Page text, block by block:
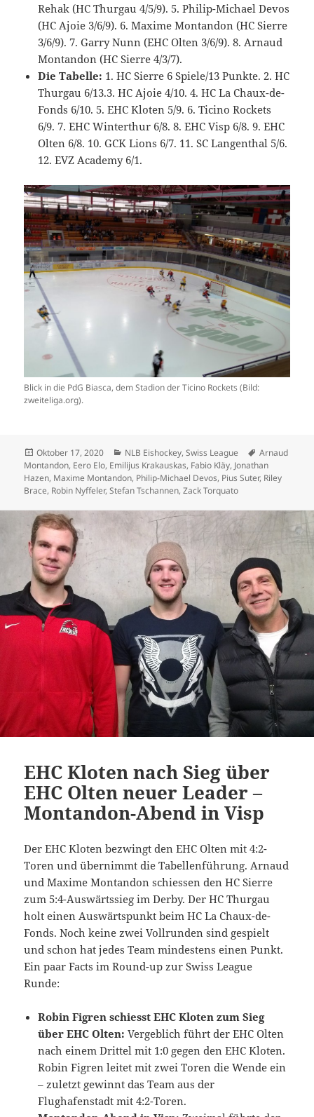
Rehak (HC Thurgau 4/5/9). 5. Philip-Michael Devos
(HC Ajoie 3/6/9). 6. Maxime Montandon (HC Sierre
3/6/9). 7. Garry Nunn (EHC Olten 3/6/9). 8. Arnaud
Montandon (HC Sierre 4/3/7).
Die Tabelle: 1. HC Sierre 6 Spiele/13 Punkte. 2. HC
Thurgau 6/13.3. HC Ajoie 4/10. 4. HC La Chaux-de-
Fonds 6/10. 5. EHC Kloten 5/9. 6. Ticino Rockets
6/9. 7. EHC Winterthur 6/8. 8. EHC Visp 6/8. 9. EHC
Olten 6/8. 10. GCK Lions 6/7. 11. SC Langenthal 5/6.
12. EVZ Academy 6/1.
Blick in die PdG Biasca, dem Stadion der Ticino Rockets (Bild:
zweiteliga.org).
Veröffentlicht
am
Oktober 17, 2020 Kategorien
NLB Eishockey,Swiss League Schlagwörter
Arnaud
Montandon, Eero Elo, Emilijus Krakauskas, Fabio Kläy, Jonathan
Hazen, Maxime Montandon, Philip-Michael Devos, Pius Suter, Riley
Brace, Robin Nyffeler,Stefan Tschannen,Zack Torquato
EHC Kloten nach Sieg über
EHC Olten neuer Leader –
Montandon-Abend in Visp
Der EHC Kloten bezwingt den EHC Olten mit 4:2-
Toren und übernimmt die Tabellenführung. Arnaud
und Maxime Montandon schiessen den HC Sierre
zum 5:4-Auswärtssieg im Derby. Der HC Thurgau
holt einen Auswärtspunkt beim HC La Chaux-de-
Fonds. Noch keine zwei Vollrunden sind gespielt
und schon hat jedes Team mindestens einen Punkt.
Ein paar Facts im Round-up zur Swiss League
Runde:
Robin Figren schiesst EHC Kloten zum Sieg
über EHC Olten: Vergeblich führt der EHC Olten
nach einem Drittel mit 1:0 gegen den EHC Kloten.
Robin Figren leitet mit zwei Toren die Wende ein
– zuletzt gewinnt das Team aus der
Flughafenstadt mit 4:2-Toren.